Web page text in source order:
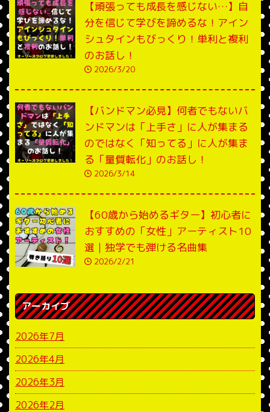
【頑張っても成長を感じない…】自
分を信じて学びを諦めるな！アイン
シュタインもびっくり！単利と複利
のお話し！
2026/3/20
【バンドマン必見】何者でもないバ
ンドマンは「上手さ」に人が集まる
のではなく「知ってる」に人が集ま
る「量質転化」のお話し！
2026/3/14
【60歳から始めるギター】初心者に
おすすめの「女性」アーティスト10
選｜独学でも弾ける名曲集
2026/2/21
アーカイブ
2026年7月
2026年4月
2026年3月
2026年2月